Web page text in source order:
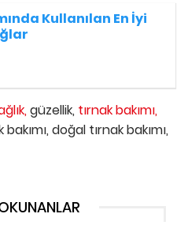
Kullanılan En İyi
güzellik, tırnak bakımı,
doğal tırnak bakımı,